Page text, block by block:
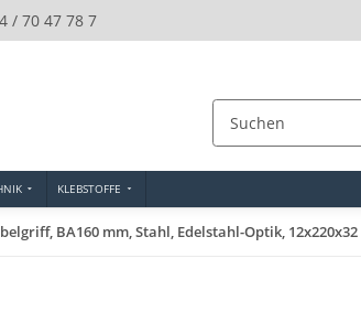
/ 70 47 78 7
KLEBSTOFFE
BA160 mm, Stahl, Edelstahl-Optik,